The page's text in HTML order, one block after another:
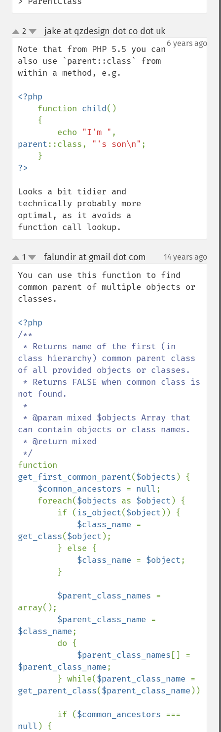
up
down
2 jake at qzdesign dot co dot uk¶
6 years ago
Note that from PHP 5.5 you can
also use `parent::class` from
within a method, e.g.
<?php
function child()
        echo
"I'm "
parent::class, "'s son\n" ;
Looks a bit tidier and
technically probably more
optimal, as it avoids a
function call lookup.
up
down
1 falundir at gmail dot com 14 years ago
You can use this function to find
common parent of multiple objects or
classes.
/**
class hierarchy) common parent class
of all provided objects or classes.
not found.
can contain objects or class names.
get_first_common_parent($objects ) {
$common_ancestors = null;
    foreach(
$objects as $object ) {
        if (
is_object($object )) {
$class_name
get_class($object );
$class_name = $object;
$parent_class_names =
array();
$parent_class_name
$class_name;
$parent_class_names
$parent_class_name;
        } while(
$parent_class_name
get_parent_class($parent_class_name ));
        if (
$common_ancestors
null ) {